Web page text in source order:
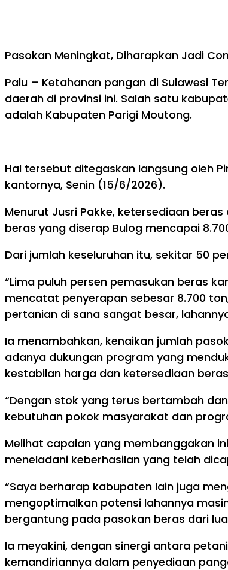
Pasokan Meningkat, Diharapkan Jadi
Palu – Ketahanan pangan di Sulawesi
daerah di provinsi ini. Salah satu
adalah Kabupaten Parigi Moutong.
Hal tersebut ditegaskan langsung oleh
kantornya, Senin (15/6/2026).
Menurut Jusri Pakke, ketersediaan
beras yang diserap Bulog mencapai
Dari jumlah keseluruhan itu, sekitar 50
“Lima puluh persen pemasukan beras
mencatat penyerapan sebesar 8.700
pertanian di sana sangat besar,
Ia menambahkan, kenaikan jumlah
adanya dukungan program yang
kestabilan harga dan ketersediaan
“Dengan stok yang terus bertambah
kebutuhan pokok masyarakat dan
Melihat capaian yang membanggakan
meneladani keberhasilan yang telah
“Saya berharap kabupaten lain juga
mengoptimalkan potensi lahannya
bergantung pada pasokan beras dari
Ia meyakini, dengan sinergi antara
kemandiriannya dalam penyediaan